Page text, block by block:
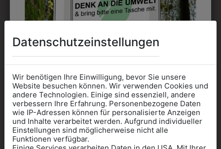
DAS KÖNNTE IHNEN
AUCH GEFALLEN
ZULETZT ANGESEHEN
Datenschutzeinstellungen
Wir benötigen Ihre Einwilligung, bevor Sie unsere
Website besuchen können. Wir verwenden Cookies und
andere Technologien. Einige sind essenziell, andere
verbessern Ihre Erfahrung. Personenbezogene Daten
wie IP-Adressen können für personalisierte Anzeigen
und Inhalte verarbeitet werden. Aufgrund individueller
Einstellungen sind möglicherweise nicht alle
Funktionen verfügbar.
Informationen wenn Sie
Kleidung